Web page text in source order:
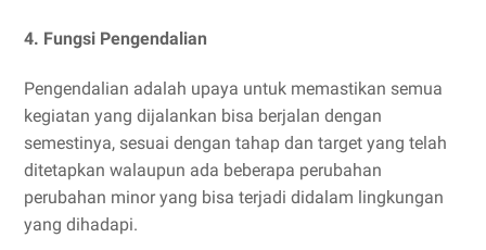
4. Fungsi Pengendalian
Pengendalian adalah upaya untuk memastikan semua
kegiatan yang dijalankan bisa berjalan dengan
semestinya, sesuai dengan tahap dan target yang telah
ditetapkan walaupun ada beberapa perubahan
perubahan minor yang bisa terjadi didalam lingkungan
yang dihadapi.